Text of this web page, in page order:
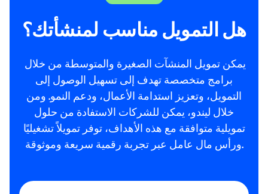
هل التمويل مناسب لمنشأتك؟
برامج متخصصة تهدف إلى تسهيل الوصول إلى
التمويل، وتعزيز استدامة الأعمال، ودعم النمو. ومن
خلال ليندو، يمكن للشركات الاستفادة من حلول
تمويلية متوافقة مع هذه الأهداف، توفر تمويلاً تشغيليًا
ورأس مال عامل عبر تجربة رقمية سريعة وموثوقة.